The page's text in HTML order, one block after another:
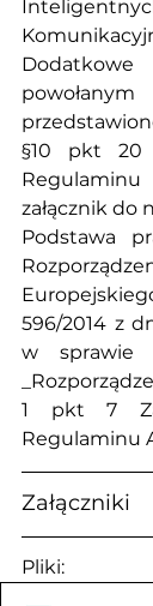
§10 pkt 20
załącznik do
Podstawa
596/2014 z
w sprawie
1 pkt 7
Regulaminu
Załączniki
Pliki: